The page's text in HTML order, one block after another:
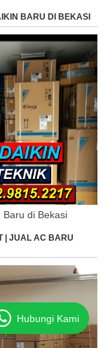
BARU DI BEKASI
Baru di Bekasi
| JUAL AC BARU
Hubungi Kami